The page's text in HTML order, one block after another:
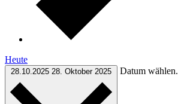
Heute
28.10.2025 28. Oktober 2025 Datum wählen.